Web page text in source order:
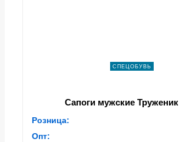
СПЕЦОБУВЬ
Сапоги мужские
Розница:
Опт: